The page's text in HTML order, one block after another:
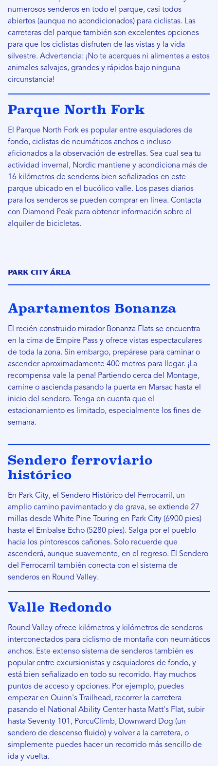
numerosos senderos en todo el parque, casi todos
abiertos (aunque no acondicionados) para ciclistas. Las
carreteras del parque también son excelentes opciones
para que los ciclistas disfruten de las vistas y la vida
silvestre. Advertencia: ¡No te acerques ni alimentes a estos
animales salvajes, grandes y rápidos bajo ninguna
circunstancia!
Parque North Fork
El Parque North Fork es popular entre esquiadores de
fondo, ciclistas de neumáticos anchos e incluso
aficionados a la observación de estrellas. Sea cual sea tu
actividad invernal, Nordic mantiene y acondiciona más de
16 kilómetros de senderos bien señalizados en este
parque ubicado en el bucólico valle. Los pases diarios
para los senderos se pueden comprar en línea. Contacta
con Diamond Peak para obtener información sobre el
alquiler de bicicletas.
Park City Área
Apartamentos Bonanza
El recién construido mirador Bonanza Flats se encuentra
en la cima de Empire Pass y ofrece vistas espectaculares
de toda la zona. Sin embargo, prepárese para caminar o
ascender aproximadamente 400 metros para llegar. ¡La
recompensa vale la pena! Partiendo cerca del Montage,
camine o ascienda pasando la puerta en Marsac hasta el
inicio del sendero. Tenga en cuenta que el
estacionamiento es limitado, especialmente los fines de
semana.
Sendero ferroviario
histórico
En Park City, el Sendero Histórico del Ferrocarril, un
amplio camino pavimentado y de grava, se extiende 27
millas desde White Pine Touring en Park City (6900 pies)
hasta el Embalse Echo (5280 pies). Salga por el pueblo
hacia los pintorescos cañones. Solo recuerde que
ascenderá, aunque suavemente, en el regreso. El Sendero
del Ferrocarril también conecta con el sistema de
senderos en Round Valley.
Valle Redondo
Round Valley ofrece kilómetros y kilómetros de senderos
interconectados para ciclismo de montaña con neumáticos
anchos. Este extenso sistema de senderos también es
popular entre excursionistas y esquiadores de fondo, y
está bien señalizado en todo su recorrido. Hay muchos
puntos de acceso y opciones. Por ejemplo, puedes
empezar en Quinn's Trailhead, recorrer la carretera
pasando el National Ability Center hasta Matt's Flat, subir
hasta Seventy 101, PorcuClimb, Downward Dog (un
sendero de descenso fluido) y volver a la carretera, o
simplemente puedes hacer un recorrido más sencillo de
ida y vuelta.